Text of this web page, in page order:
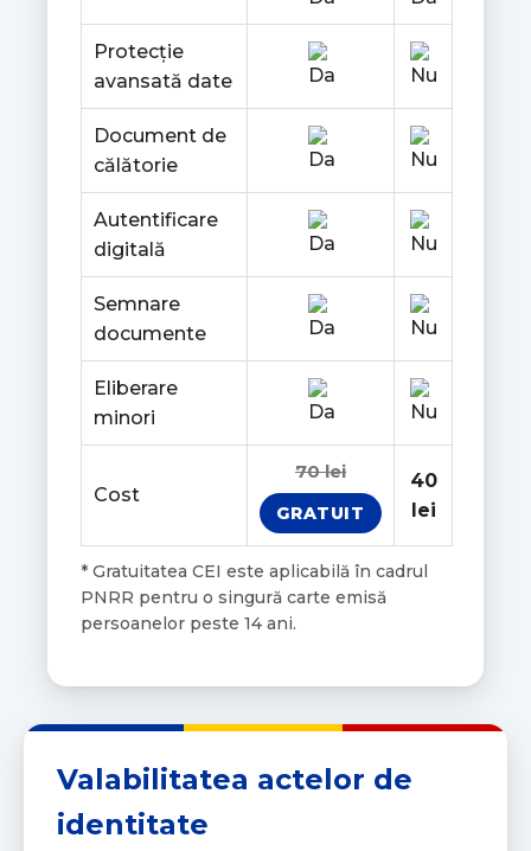
Protecție
avansată date
Document de
călătorie
Autentificare
digitală
Semnare
documente
Eliberare
minori
Cost
70 lei
GRATUIT
40
lei
* Gratuitatea CEI este aplicabilă în cadrul
PNRR pentru o singură carte emisă
persoanelor peste 14 ani.
Valabilitatea actelor de
identitate